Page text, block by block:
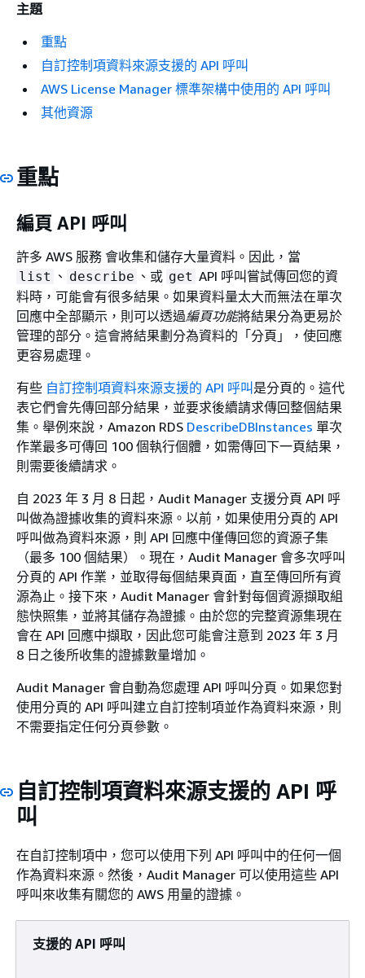
主題
重點
自訂控制項資料來源支援的 API 呼叫
AWS License Manager 標準架構中使用的 API 呼叫
其他資源
重點
編頁 API 呼叫
許多 AWS 服務 會收集和儲存大量資料。因此，當
list 、 describe 、或 get API 呼叫嘗試傳回您的資
料時，可能會有很多結果。如果資料量太大而無法在單次
回應中全部顯示，則可以透過編頁功能將結果分為更易於
管理的部分。這會將結果劃分為資料的「分頁」，使回應
更容易處理。
有些 自訂控制項資料來源支援的 API 呼叫 是分頁的。這代
表它們會先傳回部分結果，並要求後續請求傳回整個結果
集。舉例來說，Amazon RDS DescribeDBInstances 單次
作業最多可傳回 100 個執行個體，如需傳回下一頁結果，
則需要後續請求。
自 2023 年 3 月 8 日起，Audit Manager 支援分頁 API 呼
叫做為證據收集的資料來源。以前，如果使用分頁的 API
呼叫做為資料來源，則 API 回應中僅傳回您的資源子集
（最多 100 個結果）。現在，Audit Manager 會多次呼叫
分頁的 API 作業，並取得每個結果頁面，直至傳回所有資
源為止。接下來，Audit Manager 會針對每個資源擷取組
態快照集，並將其儲存為證據。由於您的完整資源集現在
會在 API 回應中擷取，因此您可能會注意到 2023 年 3 月
8 日之後所收集的證據數量增加。
Audit Manager 會自動為您處理 API 呼叫分頁。如果您對
使用分頁的 API 呼叫建立自訂控制項並作為資料來源，則
不需要指定任何分頁參數。
自訂控制項資料來源支援的 API 呼
叫
在自訂控制項中，您可以使用下列 API 呼叫中的任何一個
作為資料來源。然後，Audit Manager 可以使用這些 API
呼叫來收集有關您的 AWS 用量的證據。
支援的 API 呼叫